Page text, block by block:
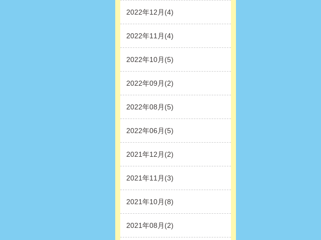
2022年12月(4)
2022年11月(4)
2022年10月(5)
2022年09月(2)
2022年08月(5)
2022年06月(5)
2021年12月(2)
2021年11月(3)
2021年10月(8)
2021年08月(2)